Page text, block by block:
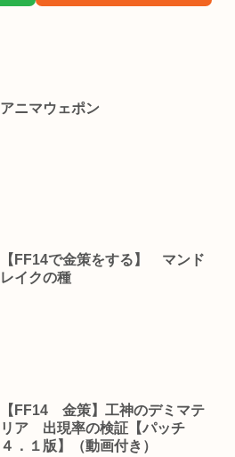
アニマウェポン
【FF14で金策をする】 マンド
レイクの種
【FF14 金策】工神のデミマテ
リア 出現率の検証【パッチ
４．１版】（動画付き）